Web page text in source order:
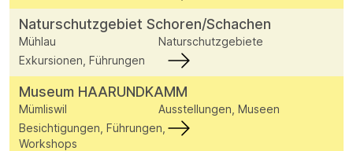
Naturschutzgebiet Schoren/Schachen
Mühlau
Naturschutzgebiete
Exkursionen, Führungen
Museum HAARUNDKAMM
Mümliswil
Ausstellungen, Museen
Besichtigungen, Führungen,
Workshops